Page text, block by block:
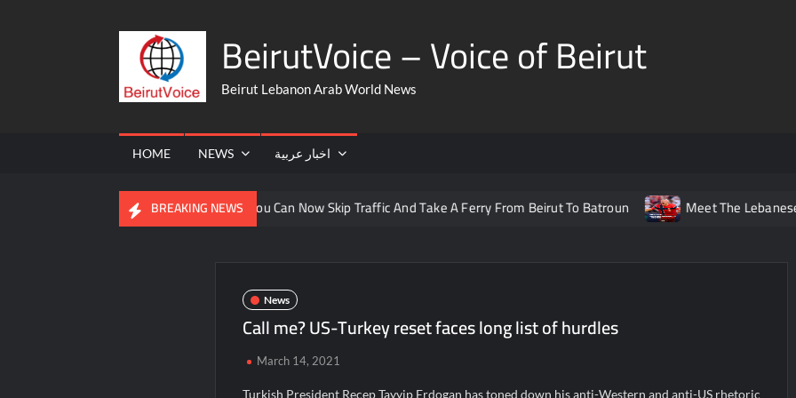
BeirutVoice – Voice of Beirut
Beirut Lebanon Arab World News
HOME NEWS اخبار عربية
BREAKING NEWS
The United States You Can Now Skip Traffic And Take A Ferry From Beirut To Batroun Meet The Lebanese Helping
News
Call me? US-Turkey reset faces long list of hurdles
March 14, 2021
Turkish President Recep Tayyip Erdogan has toned down his anti-Western and anti-US rhetoric